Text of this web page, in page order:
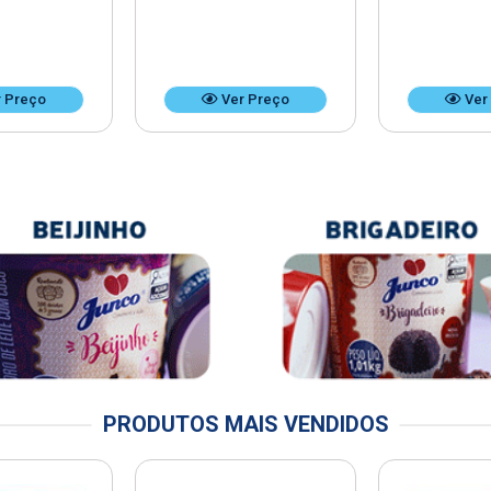
Preço Ver Preço
PRODUTOS MAIS VENDIDOS